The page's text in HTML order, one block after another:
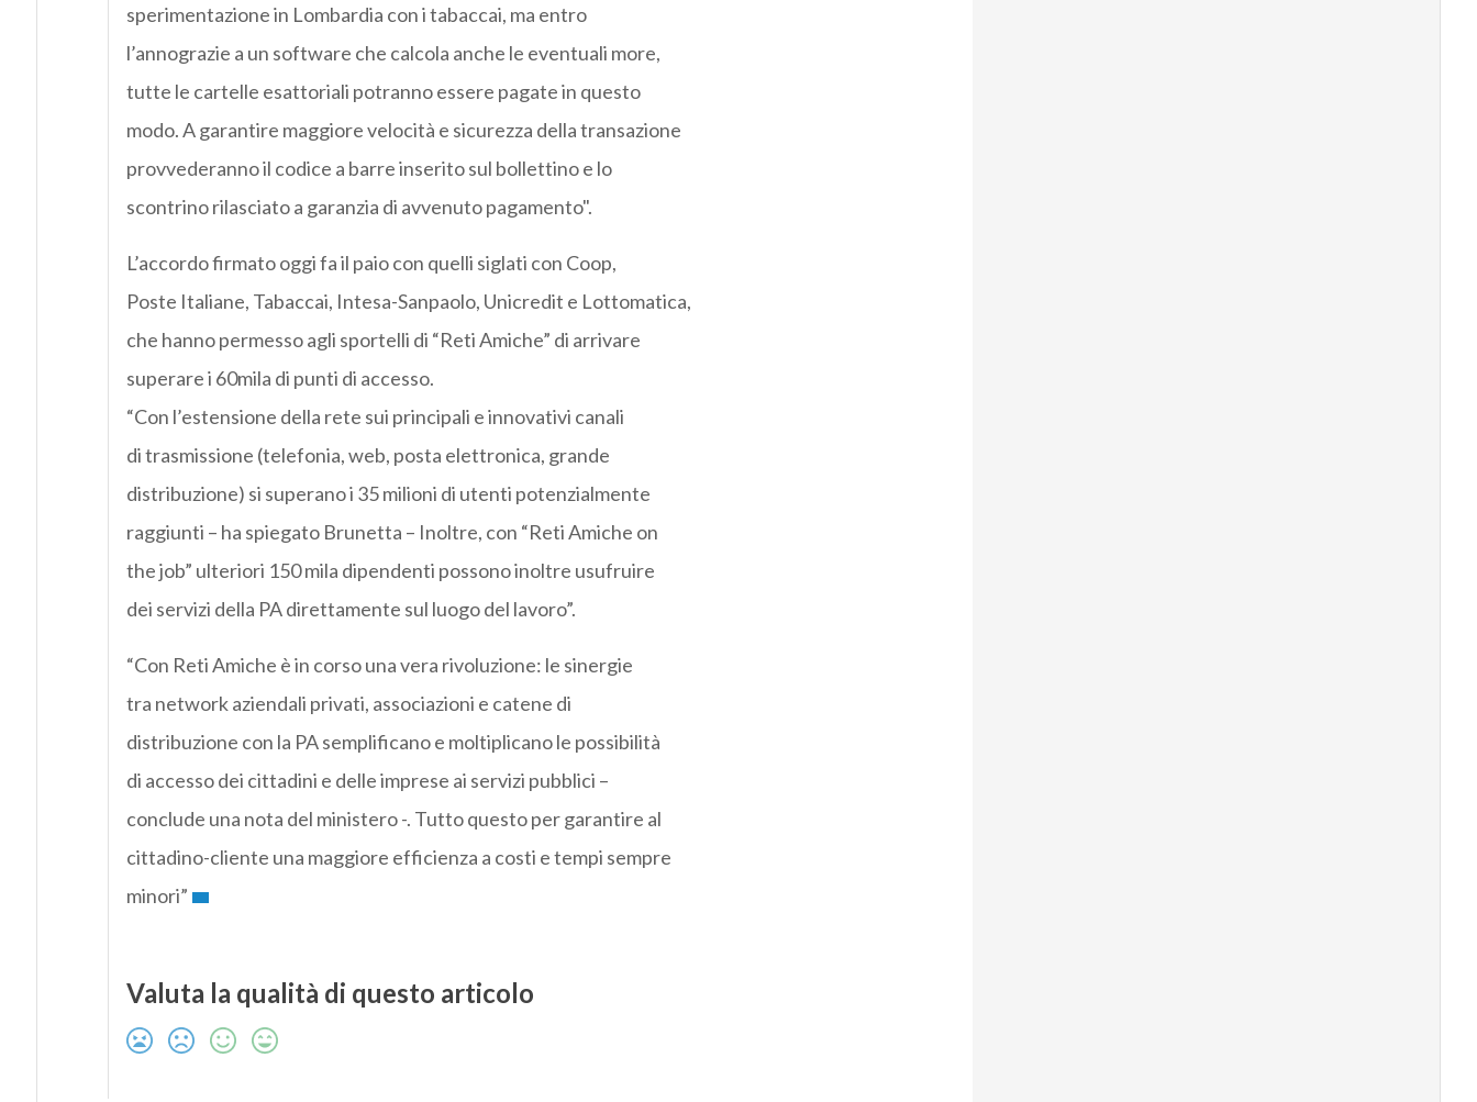
sperimentazione in Lombardia con i tabaccai, ma entro
l’annograzie a un software che calcola anche le eventuali more,
tutte le cartelle esattoriali potranno essere pagate in questo
modo. A garantire maggiore velocità e sicurezza della transazione
provvederanno il codice a barre inserito sul bollettino e lo
scontrino rilasciato a garanzia di avvenuto pagamento".
L’accordo firmato oggi fa il paio con quelli siglati con Coop,
Poste Italiane, Tabaccai, Intesa-Sanpaolo, Unicredit e Lottomatica,
che hanno permesso agli sportelli di “Reti Amiche” di arrivare
superare i 60mila di punti di accesso.
“Con l’estensione della rete sui principali e innovativi canali
di trasmissione (telefonia, web, posta elettronica, grande
distribuzione) si superano i 35 milioni di utenti potenzialmente
raggiunti – ha spiegato Brunetta – Inoltre, con “Reti Amiche on
the job” ulteriori 150 mila dipendenti possono inoltre usufruire
dei servizi della PA direttamente sul luogo del lavoro”.
“Con Reti Amiche è in corso una vera rivoluzione: le sinergie
tra network aziendali privati, associazioni e catene di
distribuzione con la PA semplificano e moltiplicano le possibilità
di accesso dei cittadini e delle imprese ai servizi pubblici –
conclude una nota del ministero -. Tutto questo per garantire al
cittadino-cliente una maggiore efficienza a costi e tempi sempre
minori”
Valuta la qualità di questo articolo